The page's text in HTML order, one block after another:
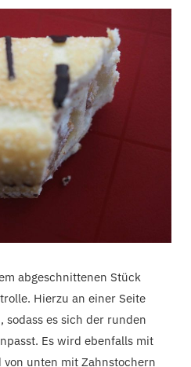
abgeschnittenen Stück
Hierzu an einer Seite
es sich der runden
Es wird ebenfalls mit
unten mit Zahnstochern